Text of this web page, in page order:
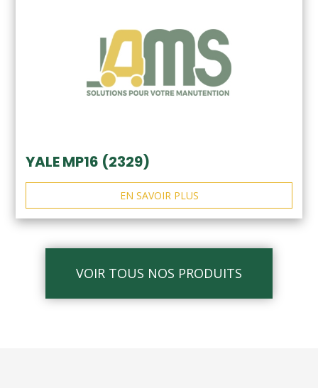
YALE MP16 (2329)
EN SAVOIR PLUS
VOIR TOUS NOS PRODUITS